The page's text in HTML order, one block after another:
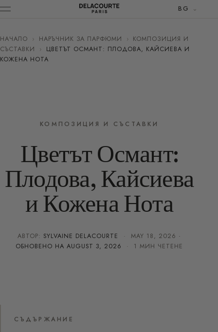
BG
НАЧАЛО › НАРЪЧНИК ЗА ПАРФЮМИ › КОМПОЗИЦИЯ И
СЪСТАВКИ
›
ЦВЕТЪТ ОСМАНТ: ПЛОДОВА, КАЙСИЕВА И
КОЖЕНА НОТА
КОМПОЗИЦИЯ И СЪСТАВКИ
Цветът Османт:
Плодова, Кайсиева
и Кожена Нота
АВТОР: SYLVAINE DELACOURTE · MAY 18, 2026 ·
ОБНОВЕНО НА AUGUST 3, 2026 · 1 МИН ЧЕТЕНЕ
СЪДЪРЖАНИЕ